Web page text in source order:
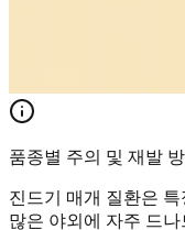
품종별 주의 및 재발 방
진드기 매개 질환은
많은 야외에 자주 드